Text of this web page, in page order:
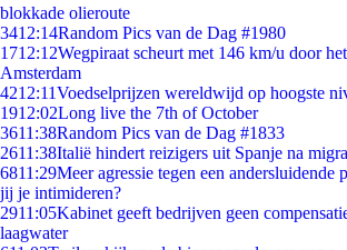
blokkade olieroute
3412:14Random Pics van de Dag #1980
1712:12Wegpiraat scheurt met 146 km/u door
Amsterdam
4212:11Voedselprijzen wereldwijd op hoogste
1912:02Long live the 7th of October
3611:38Random Pics van de Dag #1833
2611:38Italië hindert reizigers uit Spanje na
6811:29Meer agressie tegen een andersluidende
jij je intimideren?
2911:05Kabinet geeft bedrijven geen
laagwater